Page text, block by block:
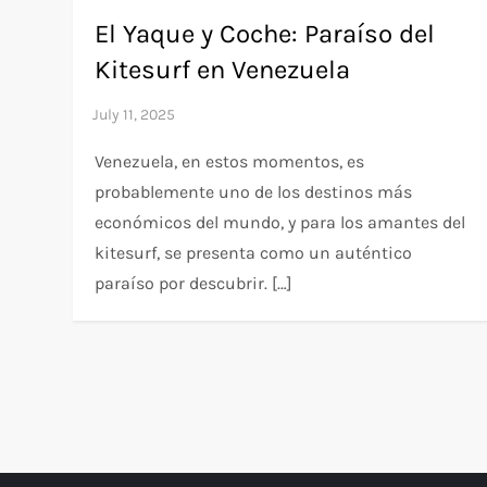
El Yaque y Coche: Paraíso del
Kitesurf en Venezuela
Venezuela, en estos momentos, es
probablemente uno de los destinos más
económicos del mundo, y para los amantes del
kitesurf, se presenta como un auténtico
paraíso por descubrir. […]